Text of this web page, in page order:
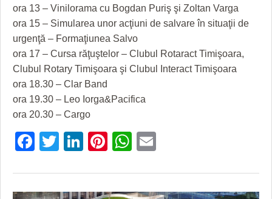
ora 13 – Vinilorama cu Bogdan Puriş şi Zoltan Varga
ora 15 – Simularea unor acţiuni de salvare în situaţii de
urgenţă – Formaţiunea Salvo
ora 17 – Cursa răţuştelor – Clubul Rotaract Timişoara,
Clubul Rotary Timişoara şi Clubul Interact Timişoara
ora 18.30 – Clar Band
ora 19.30 – Leo Iorga&Pacifica
ora 20.30 – Cargo
Facebook
Twitter
LinkedIn
Pinterest
WhatsApp